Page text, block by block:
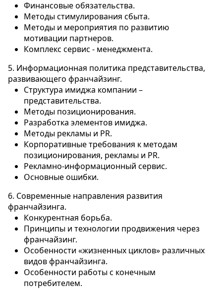
Финансовые обязательства.
Методы стимулирования сбыта.
Методы и мероприятия по развитию
мотивации партнеров.
Комплекс сервис - менеджмента.
5. Информационная политика представительства,
развивающего франчайзинг.
Структура имиджа компании –
представительства.
Методы позиционирования.
Разработка элементов имиджа.
Методы рекламы и PR.
Корпоративные требования к методам
позиционирования, рекламы и PR.
Рекламно-информационный сервис.
Основные ошибки.
6. Современные направления развития
франчайзинга.
Конкурентная борьба.
Принципы и технологии продвижения через
франчайзинг.
Особенности «жизненных циклов» различных
видов франчайзинга.
Особенности работы с конечным
потребителем.